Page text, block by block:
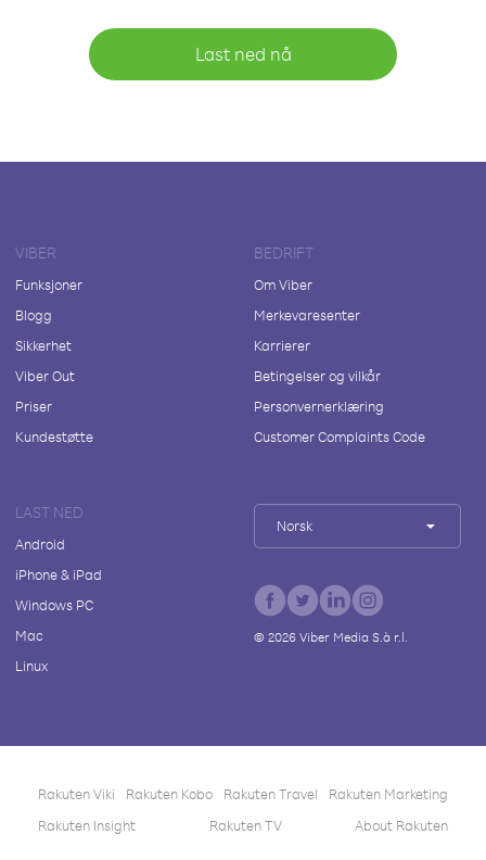
Last ned nå
VIBER
Funksjoner
Blogg
Sikkerhet
Viber Out
Priser
Kundestøtte
BEDRIFT
Om Viber
Merkevaresenter
Karrierer
Betingelser og vilkår
Personvernerklæring
Customer Complaints Code
LAST NED
Android
iPhone & iPad
Windows PC
Mac
Linux
Norsk
© 2026Viber Media S.à r.l.
Rakuten Viki Rakuten Kobo Rakuten Travel
Rakuten Marketing
Rakuten Insight
Rakuten TV About Rakuten